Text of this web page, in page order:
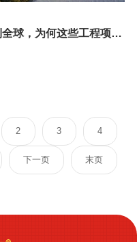
住宅、产业园、学校......从中国到全球，为何这些工程项目都选择了永利坚
2 3 4
下一页 末页